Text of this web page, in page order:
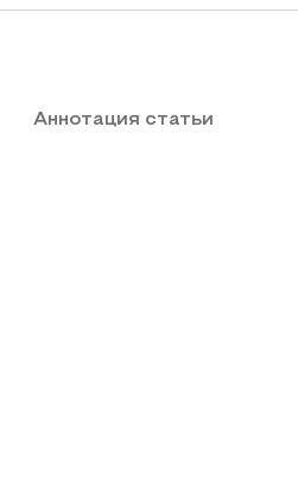
Аннотация статьи